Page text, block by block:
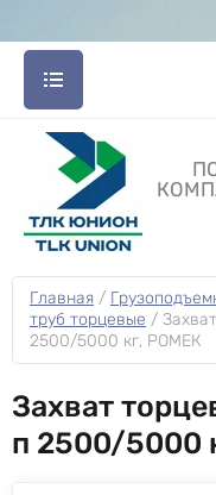
Главная /
труб торцевые /
2500/5000 кг, РОМЕК
Захват
п 2500/5000